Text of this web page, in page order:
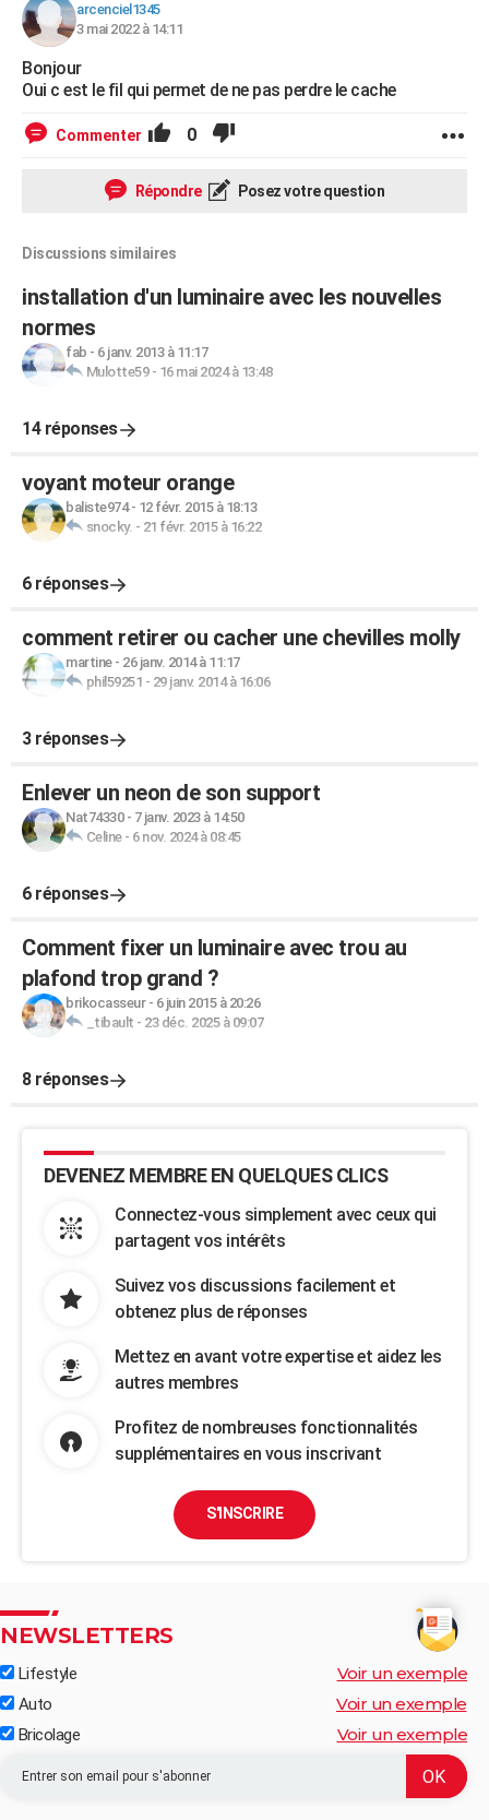
arcenciel1345
3 mai 2022 à 14:11
Bonjour
Oui c est le fil qui permet de ne pas perdre le cache
Commenter 0
Répondre Posez votre question
Discussions similaires
installation d'un luminaire avec les nouvelles
normes
fab - 6 janv. 2013 à 11:17
Mulotte59- 16 mai 2024 à 13:48
14 réponses
voyant moteur orange
baliste974- 12 févr. 2015 à 18:13
snocky. - 21 févr. 2015 à 16:22
6 réponses
comment retirer ou cacher une chevilles molly
martine- 26 janv. 2014 à 11:17
phil59251 - 29 janv. 2014 à 16:06
3 réponses
Enlever un neon de son support
Nat74330- 7 janv. 2023 à 14:50
Celine- 6 nov. 2024 à 08:45
6 réponses
Comment fixer un luminaire avec trou au
plafond trop grand ?
brikocasseur- 6 juin 2015 à 20:26
_tibault - 23 déc. 2025 à 09:07
8 réponses
DEVENEZ MEMBRE EN QUELQUES CLICS
Connectez-vous simplement avec ceux qui
partagent vos intérêts
Suivez vos discussions facilement et
obtenez plus de réponses
Mettez en avant votre expertise et aidez les
autres membres
Profitez de nombreuses fonctionnalités
supplémentaires en vous inscrivant
S'INSCRIRE
NEWSLETTERS
Lifestyle Voir un exemple
Auto Voir un exemple
Bricolage Voir un exemple